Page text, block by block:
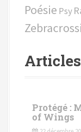
rPoésie Psy
Protégé :
of Wings